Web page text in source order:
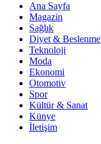
Ana Sayfa
Magazin
Sağlık
Diyet & Beslenme
Teknoloji
Moda
Ekonomi
Otomotiv
Spor
Kültür & Sanat
Künye
İletişim